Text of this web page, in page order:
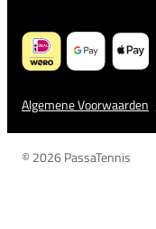
Algemene Voorwaarden
© 2026 PassaTennis